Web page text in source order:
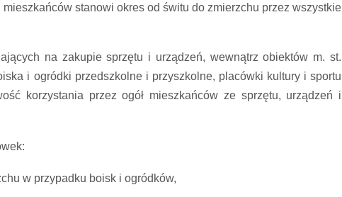
stanowi okres od świtu do zmierzchu przez wszystkie
na zakupie sprzętu i urządzeń, wewnątrz obiektów m. st.
i ogródki przedszkolne i przyszkolne, placówki kultury i sportu
korzystania przez ogół mieszkańców ze sprzętu, urządzeń i
w przypadku boisk i ogródków,